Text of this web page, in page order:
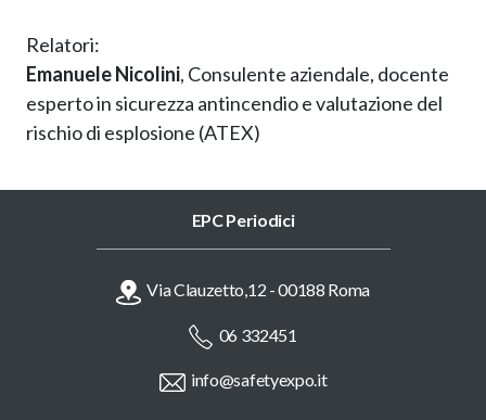
Relatori:
Emanuele Nicolini, Consulente aziendale, docente
esperto in sicurezza antincendio e valutazione del
rischio di esplosione (ATEX)
EPC Periodici
Via Clauzetto,12 - 00188 Roma
06 332451
info@safetyexpo.it